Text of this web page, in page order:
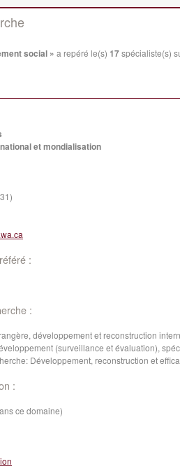
social » a repéré le(s) 17spécialiste(s)
et mondialisation
:
:
développement et reconstruction
(surveillance et évaluation),
Développement, reconstruction et
:
ce domaine)